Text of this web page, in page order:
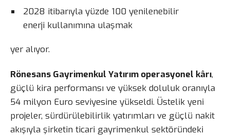
2028 itibarıyla yüzde 100 yenilenebilir
enerji kullanımına ulaşmak
yer alıyor.
Rönesans Gayrimenkul Yatırım operasyonel kârı,
güçlü kira performansı ve yüksek doluluk oranıyla
54 milyon Euro seviyesine yükseldi. Üstelik yeni
projeler, sürdürülebilirlik yatırımları ve güçlü nakit
akışıyla şirketin ticari gayrimenkul sektöründeki